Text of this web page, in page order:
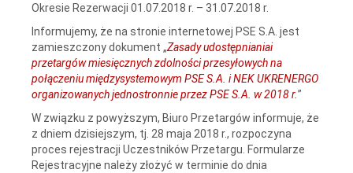
Okresie Rezerwacji 01.07.2018 r. – 31.07.2018 r.
Informujemy, że na stronie internetowej PSE S.A. jest
zamieszczony dokument „Zasady udostępnianiai
przetargów miesięcznych zdolności przesyłowych na
połączeniu międzysystemowym PSE S.A. i NEK UKRENERGO
organizowanych jednostronnie przez PSE S.A. w 2018 r.”
W związku z powyższym, Biuro Przetargów informuje, że
z dniem dzisiejszym, tj. 28 maja 2018 r., rozpoczyna
proces rejestracji Uczestników Przetargu. Formularze
Rejestracyjne należy złożyć w terminie do dnia